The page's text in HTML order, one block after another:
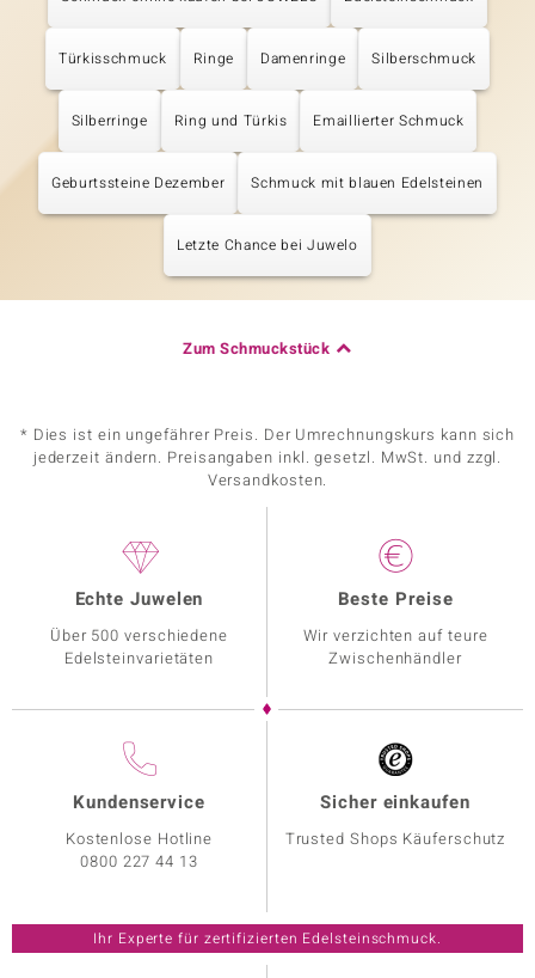
Türkisschmuck Ringe Damenringe Silberschmuck
Silberringe Ring und Türkis Emaillierter Schmuck
Geburtssteine Dezember Schmuck mit blauen Edelsteinen
Letzte Chance bei Juwelo
Zum Schmuckstück
* Dies ist ein ungefährer Preis. Der Umrechnungskurs kann sich
jederzeit ändern. Preisangaben inkl. gesetzl. MwSt. und zzgl.
Versandkosten.
Echte Juwelen
Über 500 verschiedene
Edelsteinvarietäten
Beste Preise
Wir verzichten auf teure
Zwischenhändler
Kundenservice
Kostenlose Hotline
0800 227 44 13
Sicher einkaufen
Trusted Shops Käuferschutz
Ihr Experte für zertifizierten Edelsteinschmuck.